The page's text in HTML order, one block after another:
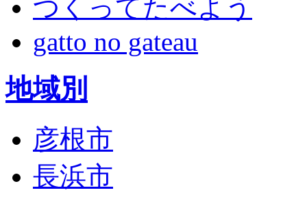
つくってたべよう
gatto no gateau
地域別
彦根市
長浜市